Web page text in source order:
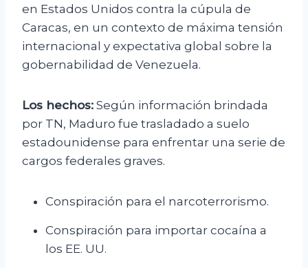
en Estados Unidos contra la cúpula de
Caracas, en un contexto de máxima tensión
internacional y expectativa global sobre la
gobernabilidad de Venezuela.
Los hechos: Según información brindada
por TN, Maduro fue trasladado a suelo
estadounidense para enfrentar una serie de
cargos federales graves.
Conspiración para el narcoterrorismo.
Conspiración para importar cocaína a
los EE. UU.